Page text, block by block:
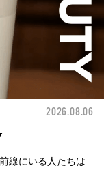
2026.08.06
線にいる人たちは